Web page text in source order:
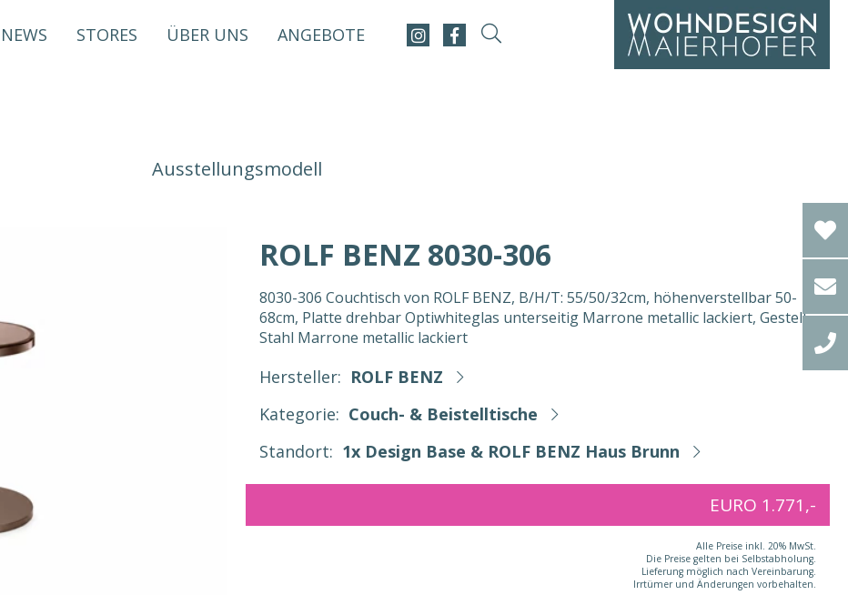
NEWS STORES ÜBER UNS ANGEBOTE
Ausstellungsmodell
ROLF BENZ 8030-306
8030-306 Couchtisch von ROLF BENZ, B/H/T: 55/50/32cm, höhenverstellbar 50-
68cm, Platte drehbar Optiwhiteglas unterseitig Marrone metallic lackiert, Gestell
Stahl Marrone metallic lackiert
Hersteller: ROLF BENZ
Kategorie: Couch- & Beistelltische
Standort: 1x Design Base & ROLF BENZ Haus Brunn
EURO 1.771,-
Alle Preise inkl. 20% MwSt.
Die Preise gelten bei Selbstabholung.
Lieferung möglich nach Vereinbarung.
Irrtümer und Änderungen vorbehalten.